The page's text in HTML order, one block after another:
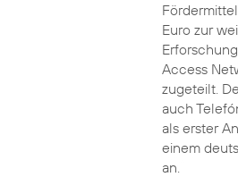
Euro zur
Access
zugeteilt.
auch
als erster
einem
an.